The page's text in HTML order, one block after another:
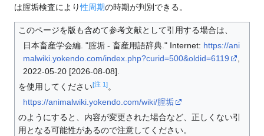
は腟垢検査により性周期の時期が判別できる。
このページを版も含めて参考文献として引用する場合は、
日本畜産学会編. "腟垢 - 畜産用語辞典." Internet: https://ani
malwiki.yokendo.com/index.php?curid=500&oldid=6119
2022-05-20 [2026-08-08].
を使用してください[注 1]。
https://animalwiki.yokendo.com/wiki/腟垢
のようにすると、内容が変更された場合など、正しくない引
用となる可能性があるので注意してください。